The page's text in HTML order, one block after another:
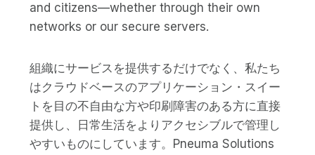
and citizens—whether through their own
networks or our secure servers.
組織にサービスを提供するだけでなく、私たち
はクラウドベースのアプリケーション・スイー
トを目の不自由な方や印刷障害のある方に直接
提供し、日常生活をよりアクセシブルで管理し
やすいものにしています。Pneuma Solutions